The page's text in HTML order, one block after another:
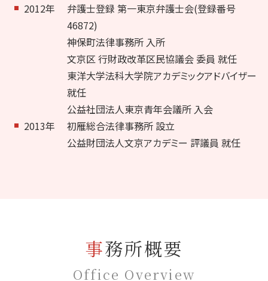
2012年
弁護士登録 第一東京弁護士会(登録番号
46872)
神保町法律事務所 入所
文京区 行財政改革区民協議会 委員 就任
東洋大学法科大学院アカデミックアドバイザー
就任
公益社団法人東京青年会議所 入会
2013年
初雁総合法律事務所 設立
公益財団法人文京アカデミー 評議員 就任
事務所概要
Office Overview